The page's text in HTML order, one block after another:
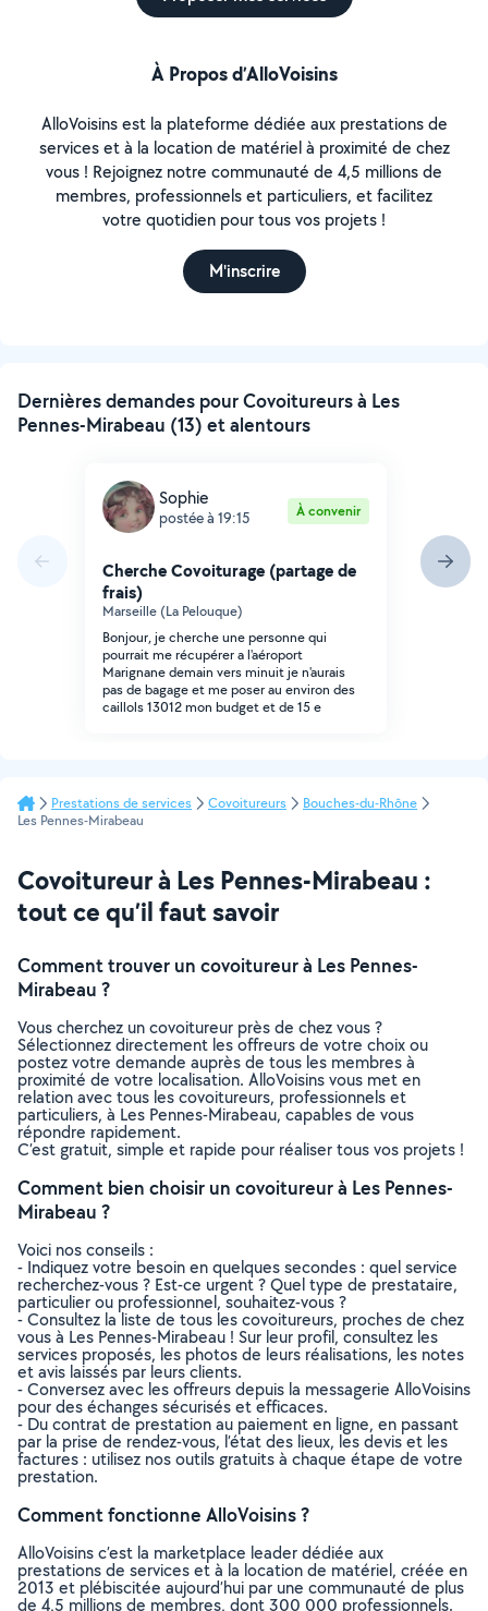
À Propos d’AlloVoisins
AlloVoisins est la plateforme dédiée aux prestations de
services et à la location de matériel à proximité de chez
vous ! Rejoignez notre communauté de 4,5 millions de
membres, professionnels et particuliers, et facilitez
votre quotidien pour tous vos projets !
M'inscrire
Dernières demandes pour Covoitureurs à Les
Pennes-Mirabeau (13) et alentours
Sophie
postée à 19:15 À convenir
Cherche Covoiturage (partage de
frais)
Marseille (La Pelouque)
Bonjour, je cherche une personne qui
pourrait me récupérer a l'aéroport
Marignane demain vers minuit je n'aurais
pas de bagage et me poser au environ des
caillols 13012 mon budget et de 15 e
Prestations de services Covoitureurs
Bouches-du-Rhône
Les Pennes-Mirabeau
Covoitureur à Les Pennes-Mirabeau :
tout ce qu’il faut savoir
Comment trouver un covoitureur à Les Pennes-
Mirabeau ?
Vous cherchez un covoitureur près de chez vous ?
Sélectionnez directement les offreurs de votre choix ou
postez votre demande auprès de tous les membres à
proximité de votre localisation. AlloVoisins vous met en
relation avec tous les covoitureurs, professionnels et
particuliers, à Les Pennes-Mirabeau, capables de vous
répondre rapidement.
C’est gratuit, simple et rapide pour réaliser tous vos projets !
Comment bien choisir un covoitureur à Les Pennes-
Mirabeau ?
Voici nos conseils :
- Indiquez votre besoin en quelques secondes : quel service
recherchez-vous ? Est-ce urgent ? Quel type de prestataire,
particulier ou professionnel, souhaitez-vous ?
- Consultez la liste de tous les covoitureurs, proches de chez
vous à Les Pennes-Mirabeau ! Sur leur profil, consultez les
services proposés, les photos de leurs réalisations, les notes
et avis laissés par leurs clients.
- Conversez avec les offreurs depuis la messagerie AlloVoisins
pour des échanges sécurisés et efficaces.
- Du contrat de prestation au paiement en ligne, en passant
par la prise de rendez-vous, l’état des lieux, les devis et les
factures : utilisez nos outils gratuits à chaque étape de votre
prestation.
Comment fonctionne AlloVoisins ?
AlloVoisins c’est la marketplace leader dédiée aux
prestations de services et à la location de matériel, créée en
2013 et plébiscitée aujourd’hui par une communauté de plus
de 4,5 millions de membres, dont 300 000 professionnels.